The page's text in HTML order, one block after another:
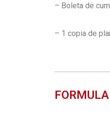
– Boleta de
– 1 copia de